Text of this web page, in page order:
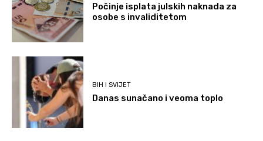
Počinje isplata julskih naknada za
osobe s invaliditetom
BIH I SVIJET
Danas sunačano i veoma toplo